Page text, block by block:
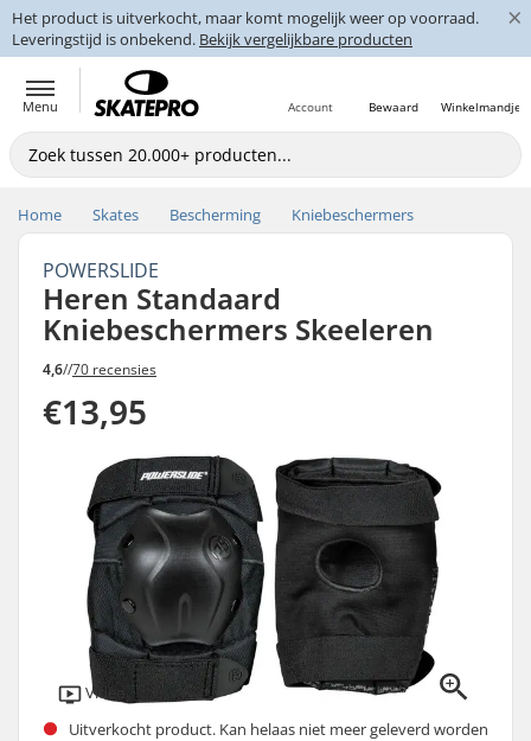
Het product is uitverkocht, maar komt mogelijk weer op voorraad.
Leveringstijd is onbekend. Bekijk vergelijkbare producten
×
Menu Winkelmandje
Bewaard
Account
Home Skates Bescherming Kniebeschermers
POWERSLIDE
Heren Standaard
Kniebeschermers Skeeleren
4,6//70 recensies
€13,95
Video
Uitverkocht product. Kan helaas niet meer geleverd worden